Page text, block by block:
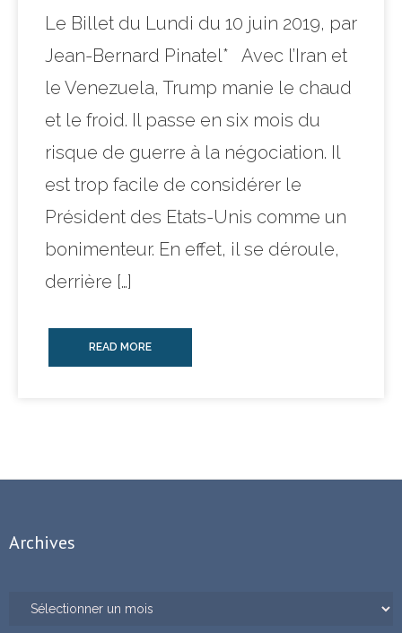
Le Billet du Lundi du 10 juin 2019, par
Jean-Bernard Pinatel* Avec l’Iran et
le Venezuela, Trump manie le chaud
et le froid. Il passe en six mois du
risque de guerre à la négociation. Il
est trop facile de considérer le
Président des Etats-Unis comme un
bonimenteur. En effet, il se déroule,
derrière […]
READ MORE
Archives